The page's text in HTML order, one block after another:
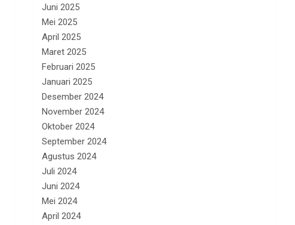
Juni 2025
Mei 2025
April 2025
Maret 2025
Februari 2025
Januari 2025
Desember 2024
November 2024
Oktober 2024
September 2024
Agustus 2024
Juli 2024
Juni 2024
Mei 2024
April 2024